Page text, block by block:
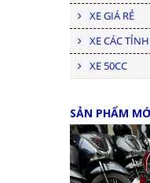
XE GIÁ RẺ
XE CÁC TỈNH
XE 50CC
SẢN PHẨM